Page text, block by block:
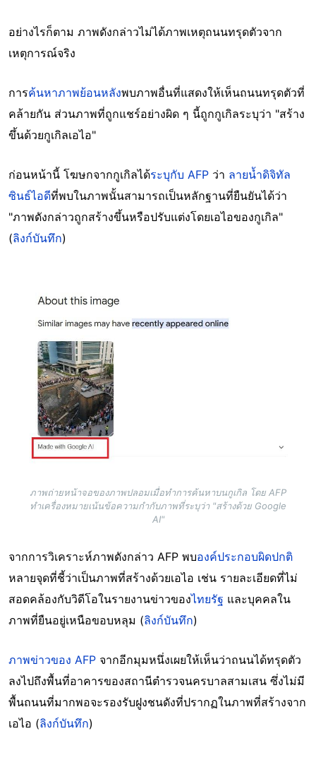
อย่างไรก็ตาม ภาพดังกล่าวไม่ได้ภาพเหตุถนนทรุดตัวจาก
เหตุการณ์จริง
การค้นหาภาพย้อนหลังพบภาพอื่นที่แสดงให้เห็นถนนทรุดตัวที่
คล้ายกัน ส่วนภาพที่ถูกแชร์อย่างผิด ๆ นี้ถูกกูเกิลระบุว่า "สร้าง
ขึ้นด้วยกูเกิลเอไอ"
ก่อนหน้านี้ โฆษกจากกูเกิลได้ระบุกับ AFP ว่า ลายน้ำดิจิทัล
ซินธ์ไอดีที่พบในภาพนั้นสามารถเป็นหลักฐานที่ยืนยันได้ว่า
"ภาพดังกล่าวถูกสร้างขึ้นหรือปรับแต่งโดยเอไอของกูเกิล"
(ลิงก์บันทึก)
Image
ภาพถ่ายหน้าจอของภาพปลอมเมื่อทำการค้นหาบนกูเกิล โดย AFP
ทำเครื่องหมายเน้นข้อความกำกับภาพที่ระบุว่า "สร้างด้วย Google
AI"
จากการวิเคราะห์ภาพดังกล่าว AFP พบองค์ประกอบผิดปกติ
หลายจุดที่ชี้ว่าเป็นภาพที่สร้างด้วยเอไอ เช่น รายละเอียดที่ไม่
สอดคล้องกับวิดีโอในรายงานข่าวของไทยรัฐ และบุคคลใน
ภาพที่ยืนอยู่เหนือขอบหลุม (ลิงก์บันทึก)
ภาพข่าวของ AFP จากอีกมุมหนึ่งเผยให้เห็นว่าถนนได้ทรุดตัว
ลงไปถึงพื้นที่อาคารของสถานีตำรวจนครบาลสามเสน ซึ่งไม่มี
พื้นถนนที่มากพอจะรองรับฝูงชนดังที่ปรากฏในภาพที่สร้างจาก
เอไอ (ลิงก์บันทึก)